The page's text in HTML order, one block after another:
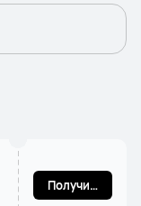
Получить